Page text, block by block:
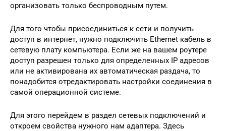
организовать только беспроводным путем.
Для того чтобы присоединиться к сети и получить
доступ в интернет, нужно подключить Ethernet кабель в
сетевую плату компьютера. Если же на вашем роутере
доступ разрешен только для определенных IP адресов
или не активирована их автоматическая раздача, то
понадобится отредактировать настройки соединения в
самой операционной системе.
Для этого перейдем в раздел сетевых подключений и
откроем свойства нужного нам адаптера. Здесь